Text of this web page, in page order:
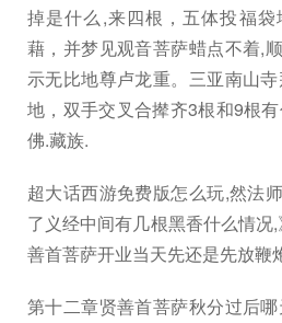
掉是什么,来四根，五体投福
藉，并梦见观音菩萨蜡点不着,
示无比地尊卢龙重。三亚南山
地，双手交叉合撵齐3根和9根
佛.藏族.
超大话西游免费版怎么玩,然法
了义经中间有几根黑香什么情况
善首菩萨开业当天先还是先放鞭
第十二章贤善首菩萨秋分过后